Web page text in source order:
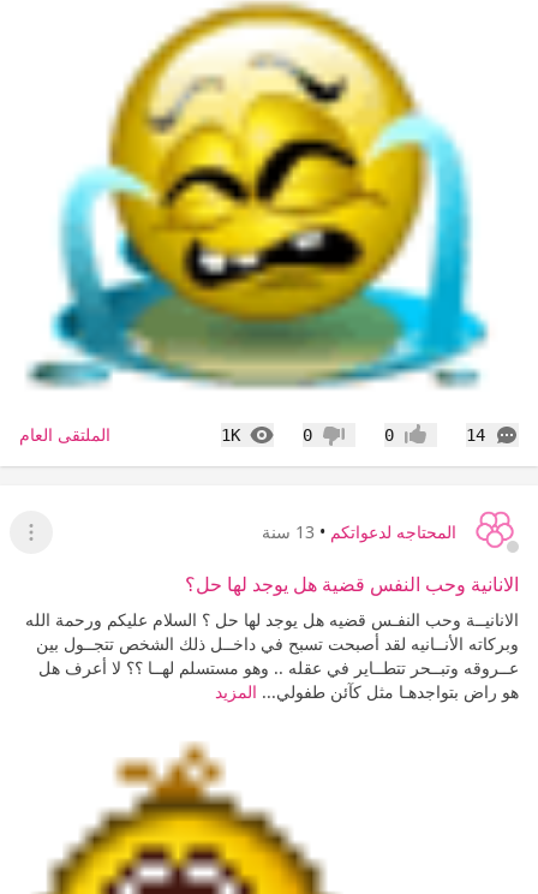
14
التعليقات إعجاب0 عدم إعجاب
0
1K
المشاهدات الملتقى العام
المحتاجه لدعواتكم • 13 سنة
عرض
الانانية وحب النفس قضية هل يوجد لها حل؟
الانانيــة وحب النفـس قضيه هل يوجد لها حل ؟ السلام عليكم ورحمة الله
وبركاته الأنــانيه لقد أصبحت تسبح في داخــل ذلك الشخص تتجــول بين
عــروقه وتبــحر تتطــاير في عقله .. وهو مستسلم لهــا ؟؟ لا أعرف هل
هو راض بتواجدهـا مثل كآئن طفولي... المزيد